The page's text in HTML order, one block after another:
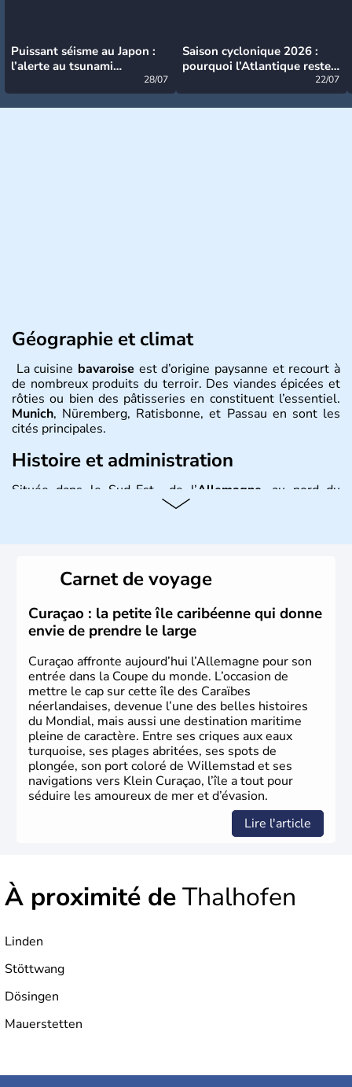
Puissant séisme au Japon :
l’alerte au tsunami
28/07
Saison cyclonique 2026 :
pourquoi l’Atlantique reste
22/07
Géographie et climat
La cuisine bavaroise est d’origine paysanne et recourt à
de nombreux produits du terroir. Des viandes épicées et
rôties ou bien des pâtisseries en constituent l’essentiel.
Munich, Nüremberg, Ratisbonne, et Passau en sont les
cités principales.
Histoire et administration
Située dans le Sud-Est de l’Allemagne , au nord du
fait partie des seize
conservateur.Carnet de voyage
Curaçao : la petite île caribéenne qui donne
envie de prendre le large
Curaçao affronte aujourd’hui l’Allemagne pour son
entrée dans la Coupe du monde. L’occasion de
mettre le cap sur cette île des Caraïbes
néerlandaises, devenue l’une des belles histoires
du Mondial, mais aussi une destination maritime
pleine de caractère. Entre ses criques aux eaux
turquoise, ses plages abritées, ses spots de
plongée, son port coloré de Willemstad et ses
navigations vers Klein Curaçao, l’île a tout pour
séduire les amoureux de mer et d’évasion.
Lire l'article
À proximité deThalhofen
Linden
Stöttwang
Dösingen
Mauerstetten